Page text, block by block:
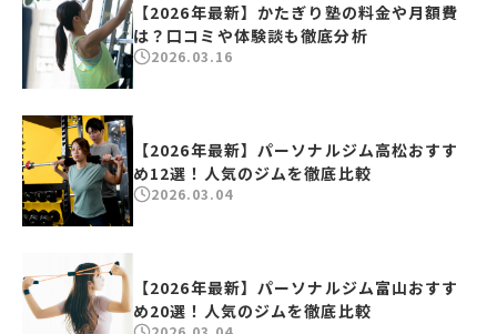
【2026年最新】かたぎり塾の料金や月額費
は？口コミや体験談も徹底分析
2026.03.16
【2026年最新】パーソナルジム高松おすす
め12選！人気のジムを徹底比較
2026.03.04
【2026年最新】パーソナルジム富山おすす
め20選！人気のジムを徹底比較